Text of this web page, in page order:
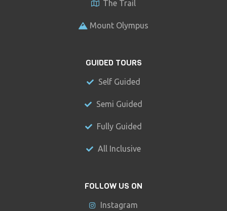
The Trail
Mount Olympus
GUIDED TOURS
Self Guided
Semi Guided
Fully Guided
All Inclusive
FOLLOW US ON
Instagram